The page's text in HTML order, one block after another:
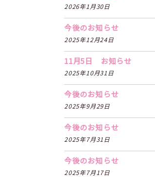
2026年1月30日
今後のお知らせ
2025年12月24日
11月5日 お知らせ
2025年10月31日
今後のお知らせ
2025年9月29日
今後のお知らせ
2025年7月31日
今後のお知らせ
2025年7月17日